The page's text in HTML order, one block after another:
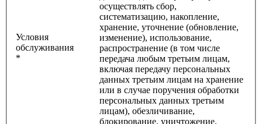
Условия
обслуживания
*
осуществлять сбор,
систематизацию, накопление,
хранение, уточнение (обновление,
изменение), использование,
распространение (в том числе
передача любым третьим лицам,
включая передачу персональных
данных третьим лицам на хранение
или в случае поручения обработки
персональных данных третьим
лицам), обезличивание,
блокирование, уничтожение,